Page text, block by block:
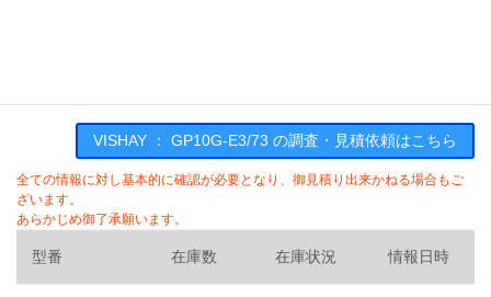
VISHAY ： GP10G-E3/73 の調査・見積依頼はこちら
全ての情報に対し基本的に確認が必要となり、御見積り出来かねる場合もご
ざいます。
あらかじめ御了承願います。
型番 在庫数 在庫状況 情報日時